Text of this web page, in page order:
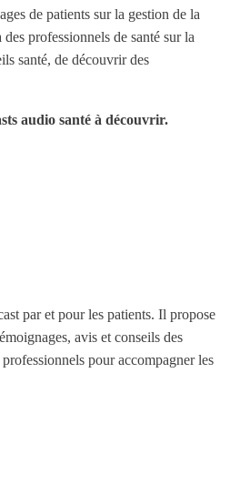
de patients sur la gestion de la
professionnels de santé sur la
santé, de découvrir des
audio santé à découvrir.
par et pour les patients. Il propose
avis et conseils des
pour accompagner les